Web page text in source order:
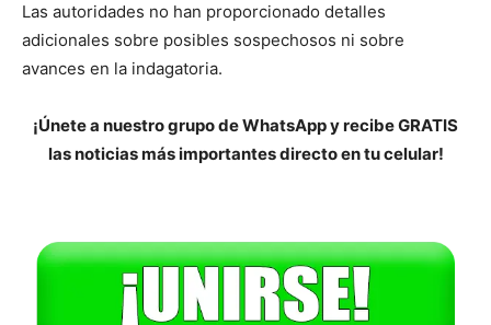
Las autoridades no han proporcionado detalles
adicionales sobre posibles sospechosos ni sobre
avances en la indagatoria.
¡Únete a nuestro grupo de WhatsApp y recibe GRATIS
las noticias más importantes directo en tu celular!